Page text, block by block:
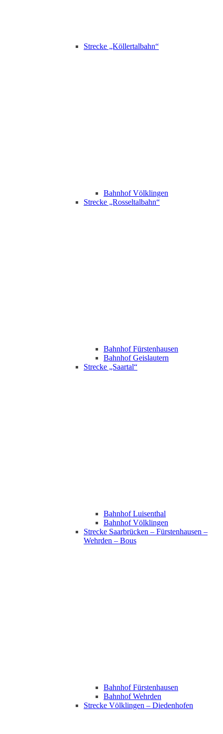
Strecke „Köllertalbahn“
Bahnhof Völklingen
Strecke „Rosseltalbahn“
Bahnhof Fürstenhausen
Bahnhof Geislautern
Strecke „Saartal“
Bahnhof Luisenthal
Bahnhof Völklingen
Strecke Saarbrücken – Fürstenhausen –
Wehrden – Bous
Bahnhof Fürstenhausen
Bahnhof Wehrden
Strecke Völklingen – Diedenhofen